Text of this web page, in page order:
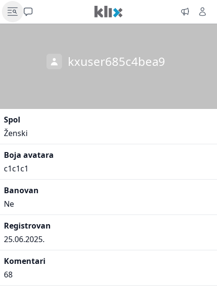
kxuser685c4bea9
Spol
Ženski
Boja avatara
c1c1c1
Banovan
Ne
Registrovan
25.06.2025.
Komentari
68